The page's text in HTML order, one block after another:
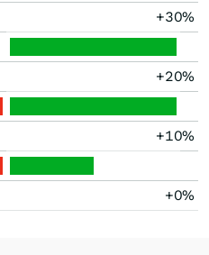
+30%
+20%
+10%
+0%